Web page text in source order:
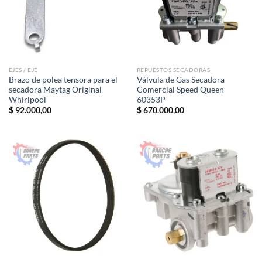
EJES / EJE
Brazo de polea tensora para el
secadora Maytag Original
Whirlpool
$92.000,00
REPUESTOS SECADORAS
Válvula de Gas Secadora
Comercial Speed Queen
60353P
$670.000,00